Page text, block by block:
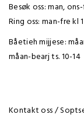
Besøk oss: man,
Ring oss: man-fre kl
Båetieh mijjese:
måan-bearj ts. 10-14
Kontakt oss /